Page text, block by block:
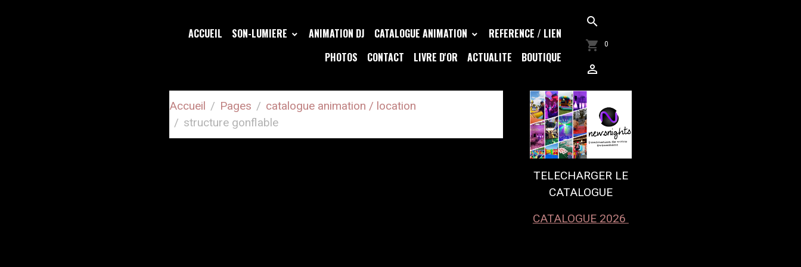
ACCUEIL SON-LUMIERE ANIMATION DJ CATALOGUE ANIMATION
REFERENCE / LIEN
PHOTOS
CONTACT LIVRE D'OR ACTUALITE BOUTIQUE
0
Accueil Pages
catalogue animation / location
structure gonflable
TELECHARGER LE
CATALOGUE
CATALOGUE 2026